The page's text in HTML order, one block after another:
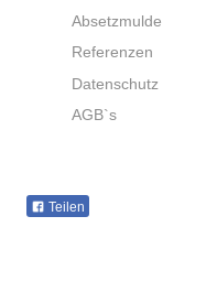
Absetzmulde
Referenzen
Datenschutz
AGB`s
Teilen